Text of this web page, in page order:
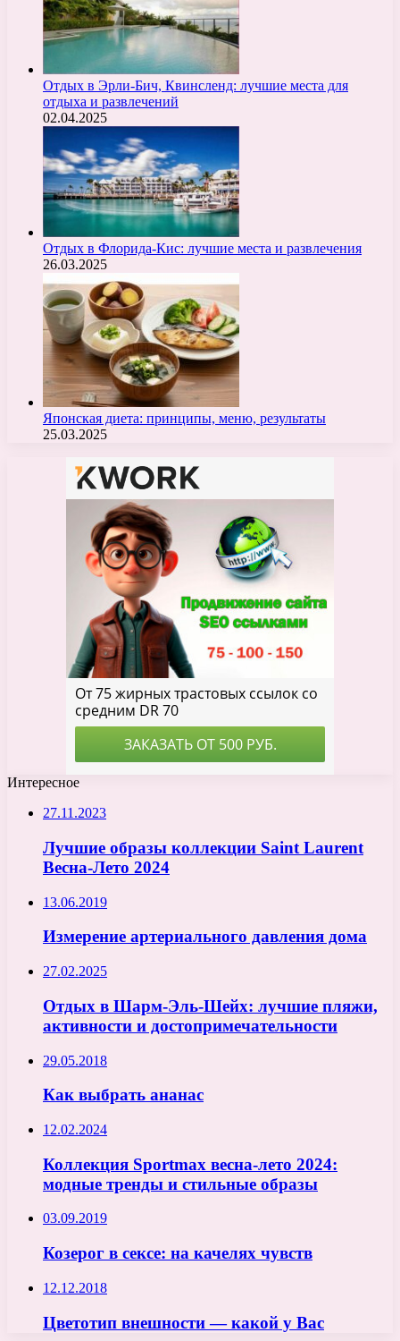
Отдых в Эрли-Бич, Квинсленд: лучшие места для
отдыха и развлечений
02.04.2025
Отдых в Флорида-Кис: лучшие места и развлечения
26.03.2025
Японская диета: принципы, меню, результаты
25.03.2025
Интересное
27.11.2023
Лучшие образы коллекции Saint Laurent
Весна-Лето 2024
13.06.2019
Измерение артериального давления дома
27.02.2025
Отдых в Шарм-Эль-Шейх: лучшие пляжи,
активности и достопримечательности
29.05.2018
Как выбрать ананас
12.02.2024
Коллекция Sportmax весна-лето 2024:
модные тренды и стильные образы
03.09.2019
Козерог в сексе: на качелях чувств
12.12.2018
Цветотип внешности — какой у Вас